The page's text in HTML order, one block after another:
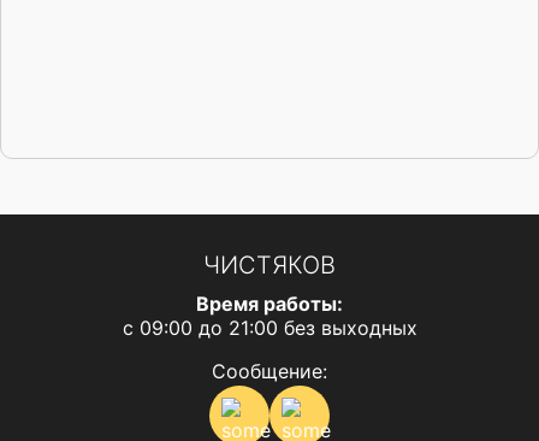
ЧИСТЯКОВ
Время работы:
с 09:00 до 21:00 без выходных
Сообщение: